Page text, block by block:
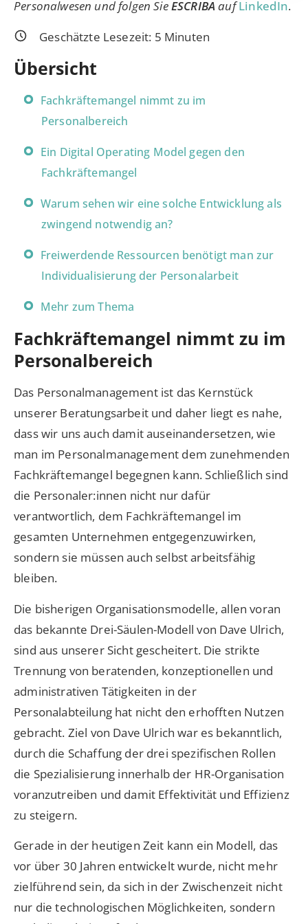
Personalwesen und folgen SieESCRIBAaufLinkedIn.
Geschätzte Lesezeit: 5 Minuten
Übersicht
Fachkräftemangel nimmt zu im
Personalbereich
Ein Digital Operating Model gegen den
Fachkräftemangel
Warum sehen wir eine solche Entwicklung als
zwingend notwendig an?
Freiwerdende Ressourcen benötigt man zur
Individualisierung der Personalarbeit
Mehr zum Thema
Fachkräftemangel nimmt zu im
Personalbereich
Das Personalmanagement ist das Kernstück
unserer Beratungsarbeit und daher liegt es nahe,
dass wir uns auch damit auseinandersetzen, wie
man im Personalmanagement dem zunehmenden
Fachkräftemangel begegnen kann. Schließlich sind
die Personaler:innen nicht nur dafür
verantwortlich, dem Fachkräftemangel im
gesamten Unternehmen entgegenzuwirken,
sondern sie müssen auch selbst arbeitsfähig
bleiben.
Die bisherigen Organisationsmodelle, allen voran
das bekannte Drei-Säulen-Modell von Dave Ulrich,
sind aus unserer Sicht gescheitert. Die strikte
Trennung von beratenden, konzeptionellen und
administrativen Tätigkeiten in der
Personalabteilung hat nicht den erhofften Nutzen
gebracht. Ziel von Dave Ulrich war es bekanntlich,
durch die Schaffung der drei spezifischen Rollen
die Spezialisierung innerhalb der HR-Organisation
voranzutreiben und damit Effektivität und Effizienz
zu steigern.
Gerade in der heutigen Zeit kann ein Modell, das
vor über 30 Jahren entwickelt wurde, nicht mehr
zielführend sein, da sich in der Zwischenzeit nicht
nur die technologischen Möglichkeiten, sondern